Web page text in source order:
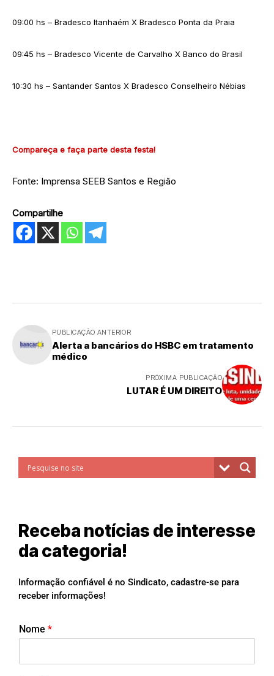
09:00 hs – Bradesco Itanhaém X Bradesco Ponta da Praia
09:45 hs – Bradesco Vicente de Carvalho X Banco do Brasil
10:30 hs – Santander Santos X Bradesco Conselheiro Nébias
Compareça e faça parte desta festa!
Fonte: Imprensa SEEB Santos e Região
Compartilhe
PUBLICAÇÃO ANTERIOR
Alerta a bancários do HSBC em tratamento
médico
PRÓXIMA PUBLICAÇÃO
LUTAR É UM DIREITO
Receba notícias de interesse
da categoria!
Informação confiável é no Sindicato, cadastre-se para
receber informações!
Nome *